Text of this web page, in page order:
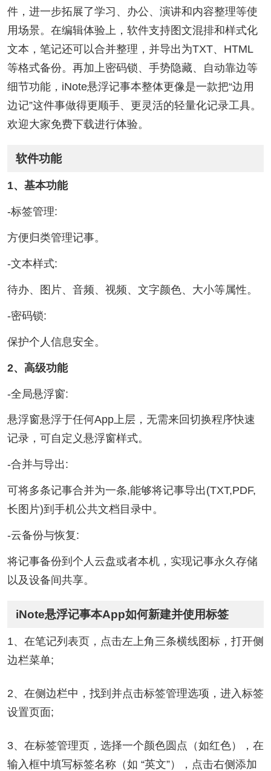
件，进一步拓展了学习、办公、演讲和内容整理等使
用场景。在编辑体验上，软件支持图文混排和样式化
文本，笔记还可以合并整理，并导出为TXT、HTML
等格式备份。再加上密码锁、手势隐藏、自动靠边等
细节功能，iNote悬浮记事本整体更像是一款把“边用
边记”这件事做得更顺手、更灵活的轻量化记录工具。
欢迎大家免费下载进行体验。
软件功能
1、基本功能
-标签管理:
方便归类管理记事。
-文本样式:
待办、图片、音频、视频、文字颜色、大小等属性。
-密码锁:
保护个人信息安全。
2、高级功能
-全局悬浮窗:
悬浮窗悬浮于任何App上层，无需来回切换程序快速
记录，可自定义悬浮窗样式。
-合并与导出:
可将多条记事合并为一条,能够将记事导出(TXT,PDF,
长图片)到手机公共文档目录中。
-云备份与恢复:
将记事备份到个人云盘或者本机，实现记事永久存储
以及设备间共享。
iNote悬浮记事本App如何新建并使用标签
1、在笔记列表页，点击左上角三条横线图标，打开侧
边栏菜单;
2、在侧边栏中，找到并点击标签管理选项，进入标签
设置页面;
3、在标签管理页，选择一个颜色圆点（如红色），在
输入框中填写标签名称（如 “英文”），点击右侧添加